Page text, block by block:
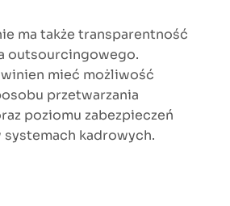
ma także transparentność
outsourcingowego.
mieć możliwość
przetwarzania
poziomu zabezpieczeń
kadrowych.